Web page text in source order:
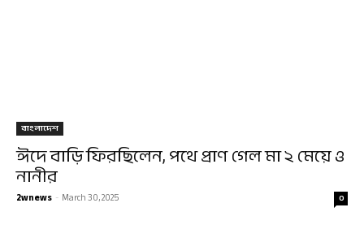
বাংলাদেশ
ঈদে বাড়ি ফিরছিলেন, পথে প্রাণ গেল মা ২ মেয়ে ও
নানীর
2wnews - March 30, 2025 0